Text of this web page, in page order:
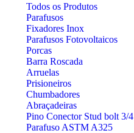
Todos os Produtos
Parafusos
Fixadores Inox
Parafusos Fotovoltaicos
Porcas
Barra Roscada
Arruelas
Prisioneiros
Chumbadores
Abraçadeiras
Pino Conector Stud bolt 3/4
Parafuso ASTM A325